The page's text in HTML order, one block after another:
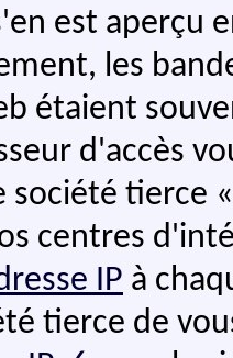
est aperçu
les
étaient
d'accès
société tierce
centres
IP à
tierce de